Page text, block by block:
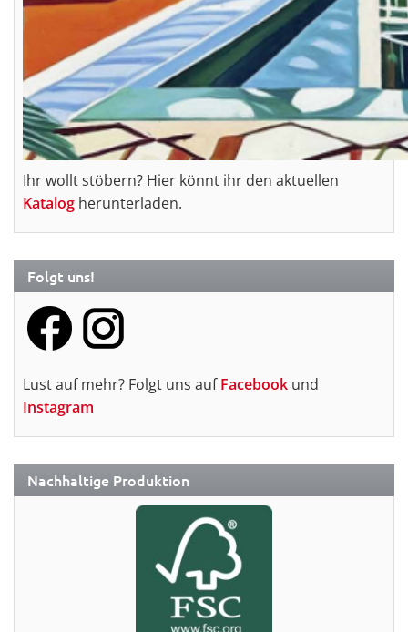
Ihr wollt stöbern? Hier könnt ihr den aktuellen
Katalog herunterladen.
Folgt uns!
Lust auf mehr? Folgt uns aufFacebook und
Instagram
Nachhaltige Produktion